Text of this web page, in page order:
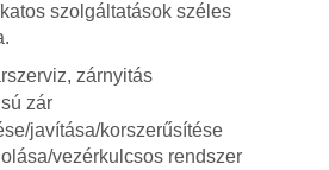
szolgáltatások széles
zárnyitás
zár
javítása/korszerűsítése
vezérkulcsos rendszer